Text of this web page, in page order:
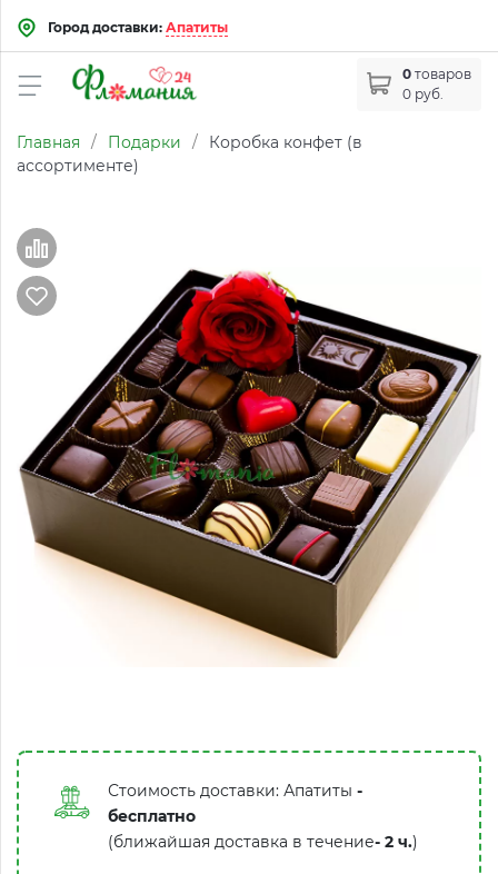
Город доставки: Апатиты
0 товаров
0 руб.
Главная / Подарки /
Коробка конфет (в
ассортименте)
Стоимость доставки: Апатиты -
бесплатно
(ближайшая доставка в течение- 2 ч.)